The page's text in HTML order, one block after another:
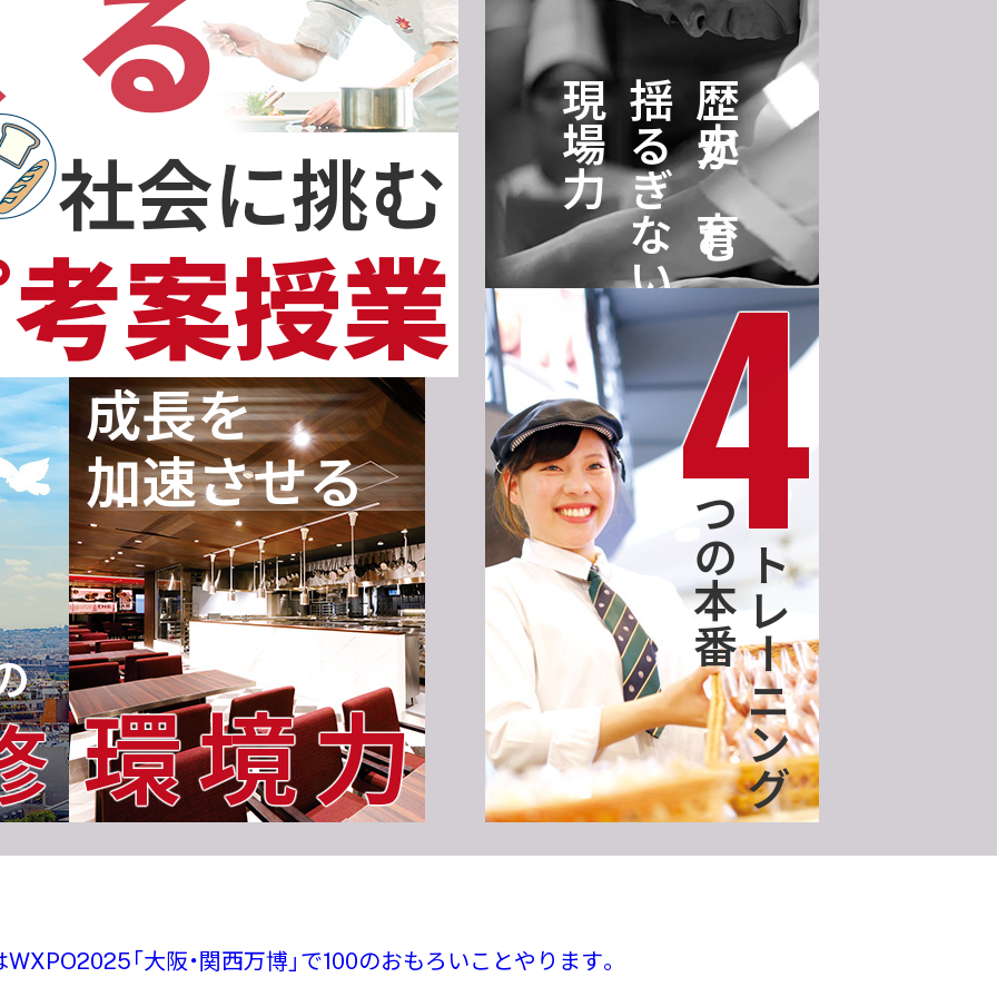
社会に挑む
案授業
歴史が育む
揺るぎない
現場力
成長を
加速させる
環境力 トレーニング
4
つの本番